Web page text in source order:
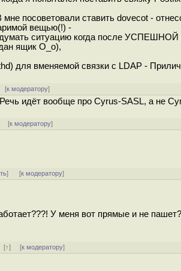
посоветовали ставить dovecot -
вещью(!) -
ситуацию когда после УСПЕШНОЙ
ящик О_о),
для вменяемой связки с LDAP -
[к модератору]
идёт вообще про Cyrus-SASL, а не
[к модератору]
] [к модератору]
У меня вот прямые и не
[↑] [к модератору]